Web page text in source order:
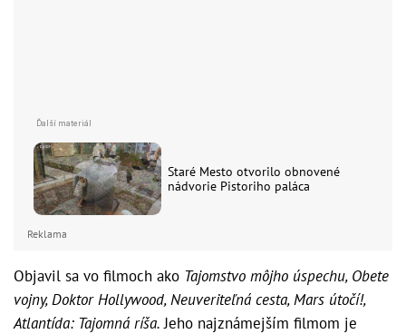
Staré Mesto otvorilo obnovené
nádvorie Pistoriho paláca
Reklama
Objavil sa vo filmoch ako Tajomstvo môjho úspechu, Obete
vojny, Doktor Hollywood, Neuveriteľná cesta, Mars útočí!,
Atlantída: Tajomná ríša.Jeho najznámejším filmom je